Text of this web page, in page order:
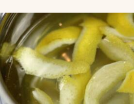
Clima
Mundial 2026
Eventos Corporativos
El Cronista Studio
Mediakit